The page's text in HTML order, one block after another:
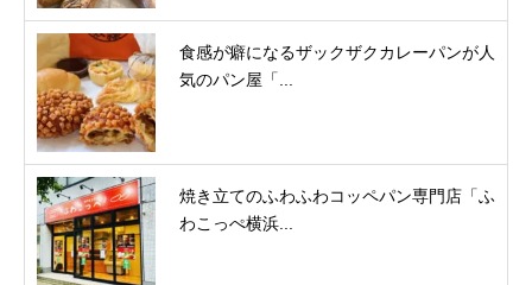
食感が癖になるザックザクカレーパンが人
気のパン屋「...
焼き立てのふわふわコッペパン専門店「ふ
わこっぺ横浜...